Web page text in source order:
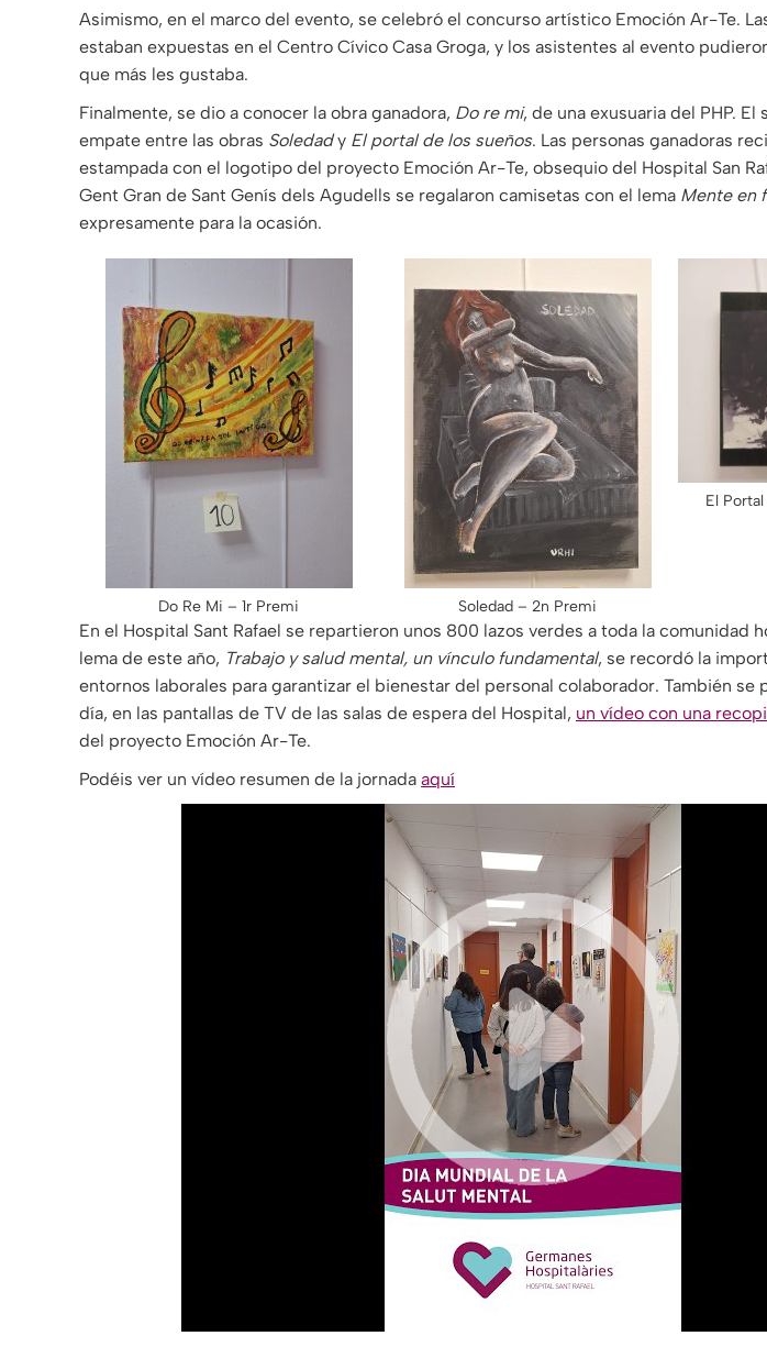
Asimismo, en el marco del evento, se celebró el concurso artístico Emoción Ar-Te.
estaban expuestas en el Centro Cívico Casa Groga, y los asistentes al evento
que más les gustaba.
Finalmente, se dio a conocer la obra ganadora, Do re mi, de una exusuaria del PHP.
empate entre las obras Soledady El portal de los sueños. Las personas ganadoras
estampada con el logotipo del proyecto Emoción Ar-Te, obsequio del Hospital San
Gent Gran de Sant Genís dels Agudells se regalaron camisetas con el lema Mente en
expresamente para la ocasión.
Do Re Mi – 1r Premi Soledad – 2n Premi
El
En el Hospital Sant Rafael se repartieron unos 800 lazos verdes a toda la comunidad
lema de este año, Trabajo y salud mental, un vínculo fundamental, se recordó la
entornos laborales para garantizar el bienestar del personal colaborador. También se
día, en las pantallas de TV de las salas de espera del Hospital, un vídeo con una
del proyecto Emoción Ar-Te.
Podéis ver un vídeo resumen de la jornada aquí